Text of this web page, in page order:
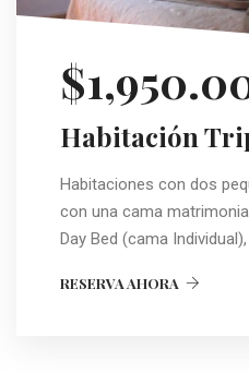
Habitación
Habitaciones con dos
con una cama
Day Bed (cama
RESERVA AHORA